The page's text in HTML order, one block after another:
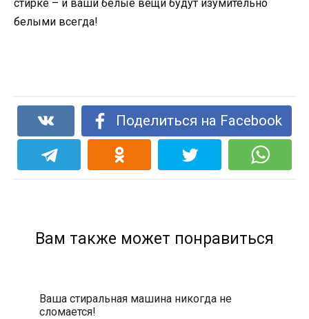
стирке – и ваши белые вещи будут изумительно
белыми всегда!
Поделиться на Facebook
Вам также может понравиться
Ваша стиральная машина никогда не
сломается!